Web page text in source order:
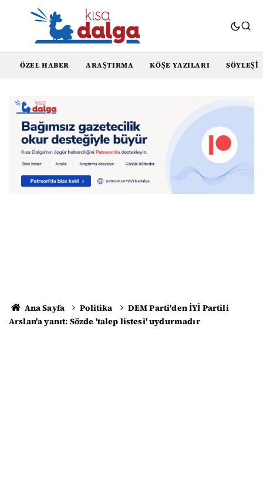
ÖZEL HABER ARAŞTIRMA KÖŞE YAZILARI SÖYLEŞI
Ana Sayfa Politika
DEM Parti'den İYİ Partili
Arslan'a yanıt: Sözde 'talep listesi' uydurmadır